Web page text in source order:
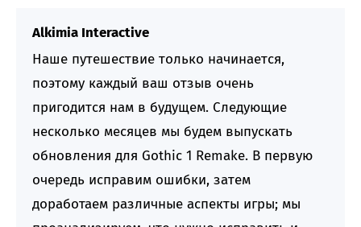
Alkimia Interactive
Наше путешествие только начинается,
поэтому каждый ваш отзыв очень
пригодится нам в будущем. Следующие
несколько месяцев мы будем выпускать
обновления для Gothic 1 Remake. В первую
очередь исправим ошибки, затем
доработаем различные аспекты игры; мы